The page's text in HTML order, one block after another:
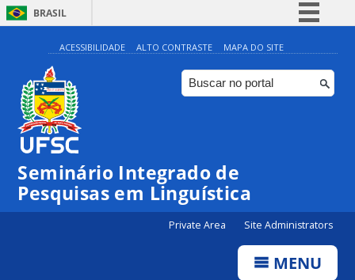
BRASIL
Simplifique!
Comunica BR
Participe
Canais
ACESSIBILIDADE ALTO CONTRASTE MAPA DO SITE
Seminário Integrado de
Pesquisas em Linguística
Private Area Site Administrators
MENU